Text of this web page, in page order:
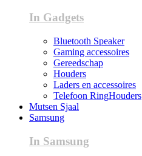
In Gadgets
Bluetooth Speaker
Gaming accessoires
Gereedschap
Houders
Laders en accessoires
Telefoon RingHouders
Mutsen Sjaal
Samsung
In Samsung